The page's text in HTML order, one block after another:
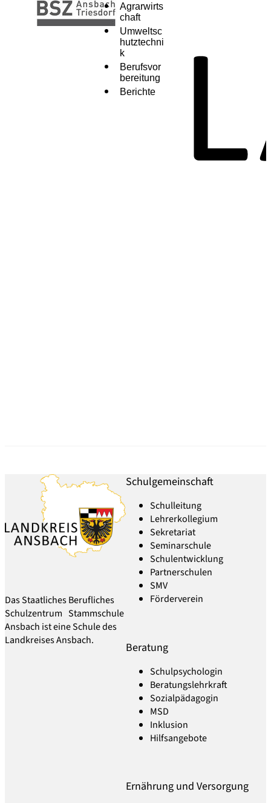
Agrarwirts
chaft
Umweltsc
hutztechni
k
Berufsvor
bereitung
Berichte
Das Staatliches Berufliches
Schulzentrum Stammschule
Ansbach ist eine Schule des
Landkreises Ansbach.
Schulgemeinschaft
Schulleitung
Lehrerkollegium
Sekretariat
Seminarschule
Schulentwicklung
Partnerschulen
SMV
Förderverein
Beratung
Schulpsychologin
Beratungslehrkraft
Sozialpädagogin
MSD
Inklusion
Hilfsangebote
Ernährung und Versorgung